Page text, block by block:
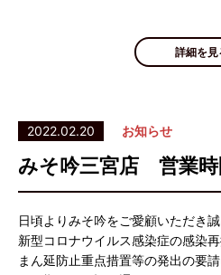
詳細を見
2022.02.20 お知らせ
みそ吟三宮店 営業時
日頃よりみそ吟をご愛顧いただき
新型コロナウイルス感染症の感染
まん延防止重点措置等の発出の要